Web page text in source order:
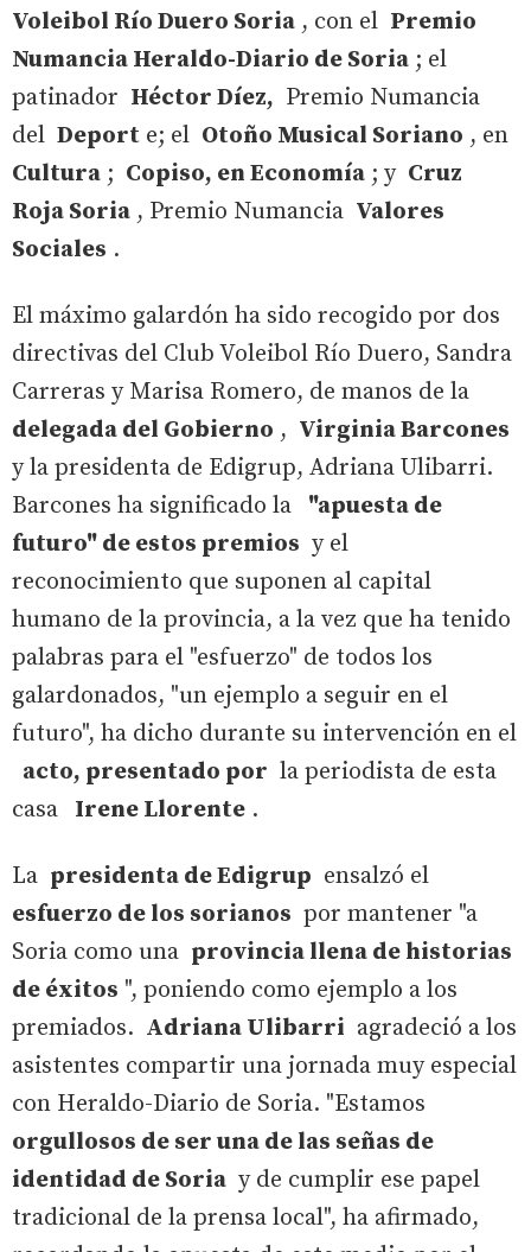
Voleibol Río Duero Soria , con el Premio
Numancia Heraldo-Diario de Soria ; el
patinador Héctor Díez, Premio Numancia
del Deport e; el Otoño Musical Soriano , en
Cultura ; Copiso, en Economía ; y Cruz
Roja Soria , Premio Numancia Valores
Sociales .
El máximo galardón ha sido recogido por dos
directivas del Club Voleibol Río Duero, Sandra
Carreras y Marisa Romero, de manos de la
delegada del Gobierno , Virginia Barcones
y la presidenta de Edigrup, Adriana Ulibarri.
Barcones ha significado la "apuesta de
futuro" de estos premios y el
reconocimiento que suponen al capital
humano de la provincia, a la vez que ha tenido
palabras para el "esfuerzo" de todos los
galardonados, "un ejemplo a seguir en el
futuro", ha dicho durante su intervención en el
acto, presentado por la periodista de esta
casa Irene Llorente .
La presidenta de Edigrup ensalzó el
esfuerzo de los sorianos por mantener "a
Soria como una provincia llena de historias
de éxitos ", poniendo como ejemplo a los
premiados. Adriana Ulibarri agradeció a los
asistentes compartir una jornada muy especial
con Heraldo-Diario de Soria. "Estamos
orgullosos de ser una de las señas de
identidad de Soria y de cumplir ese papel
tradicional de la prensa local", ha afirmado,